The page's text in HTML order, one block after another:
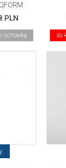
PLN
schowka do